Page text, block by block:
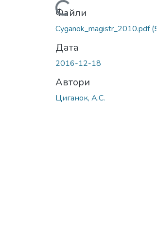
Вантажиться...
Файли
Cyganok_magistr_2010.pdf
Дата
2016-12-18
Автори
Циганок, А.С.